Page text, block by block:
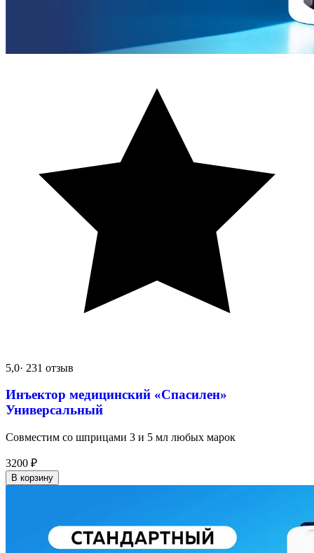
5,0· 231 отзыв
Инъектор медицинский «Спасилен»
Универсальный
Совместим со шприцами 3 и 5 мл любых марок
3200 ₽
В корзину